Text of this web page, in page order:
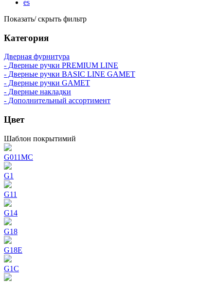
es
Показать/ скрыть фильтр
Категория
Дверная фурнитура
- Дверные ручки PREMIUM LINE
- Дверные ручки BASIC LINE GAMET
- Дверные ручки GAMET
- Дверные накладки
- Дополнительный ассортимент
Цвет
Шаблон покрытимий
G011MC
G1
G11
G14
G18
G18E
G1C